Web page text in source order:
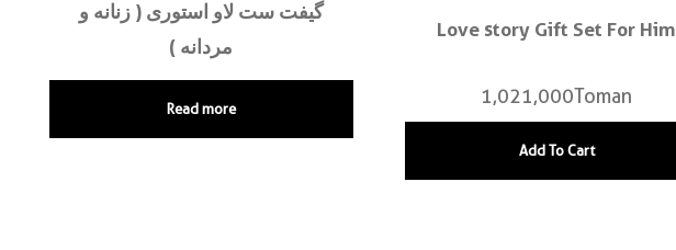
گیفت ست لاو استوری ( زنانه و
مردانه )
Read more
Love story Gift Set For Him
1,021,000Toman
Add To Cart